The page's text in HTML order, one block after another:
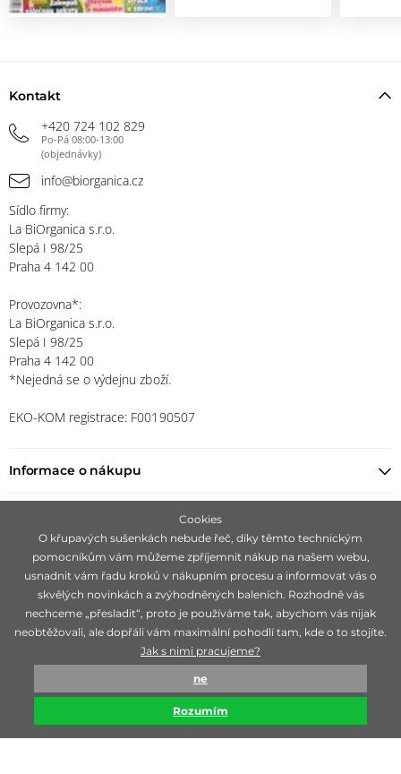
Kontakt
+420 724 102 829
Po-Pá 08:00-13:00
(objednávky)
info@biorganica.cz
Sídlo firmy:
La BiOrganica s.r.o.
Slepá I 98/25
Praha 4 142 00
Provozovna*:
La BiOrganica s.r.o.
Slepá I 98/25
Praha 4 142 00
*Nejedná se o výdejnu zboží.
EKO-KOM registrace: F00190507
Informace o nákupu
Zůstaňte s námi v kontaktu
Zaměřujeme se na hledání čistě přírodních značek, ideálně 100 %
bio, které jsou mimořádné svojí účinností.
© biorganica 1993-2026
Technicky zajišťujeSimplia s.r.o.
Cookies
O křupavých sušenkách nebude řeč, díky těmto technickým
pomocníkům vám můžeme zpříjemnit nákup na našem webu,
usnadnit vám řadu kroků v nákupním procesu a informovat vás o
skvělých novinkách a zvýhodněných baleních. Rozhodně vás
nechceme „přesladit“, proto je používáme tak, abychom vás nijak
neobtěžovali, ale dopřáli vám maximální pohodlí tam, kde o to stojíte.
Jak s nimi pracujeme?
ne
Rozumím